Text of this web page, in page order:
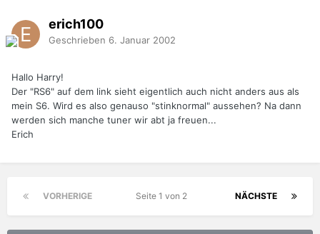
erich100
Geschrieben 6. Januar 2002
Hallo Harry!
Der "RS6" auf dem link sieht eigentlich auch nicht anders aus als
mein S6. Wird es also genauso "stinknormal" aussehen? Na dann
werden sich manche tuner wir abt ja freuen...
Erich
VORHERIGE NÄCHSTE
Seite 1 von 2